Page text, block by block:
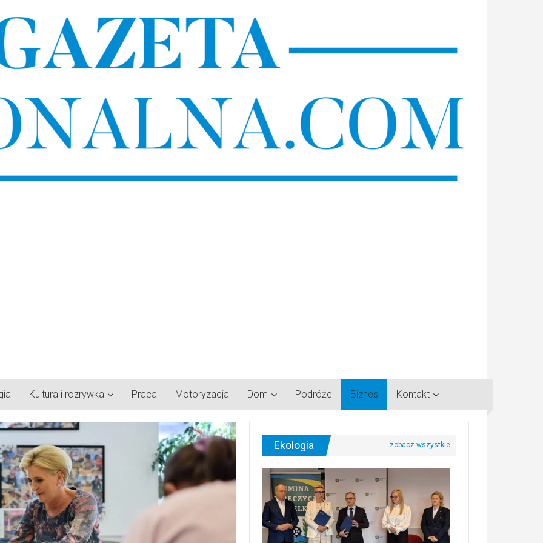
Kultura i rozrywka Praca Motoryzacja Dom Podróże Biznes Kontakt
Ekologia